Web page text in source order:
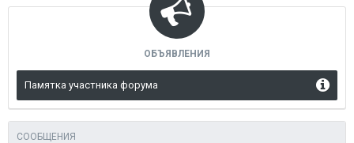
ОБЪЯВЛЕНИЯ
Памятка участника форума
СООБЩЕНИЯ